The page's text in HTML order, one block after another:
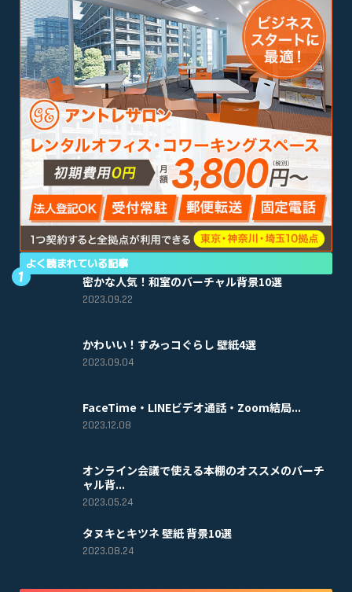
よく読まれている記事
密かな人気！和室のバーチャル背景10選
2023.09.22
かわいい！すみっコぐらし 壁紙4選
2023.09.04
FaceTime・LINEビデオ通話・Zoom結局...
2023.12.08
オンライン会議で使える本棚のオススメのバーチ
ャル背...
2023.05.24
タヌキとキツネ 壁紙 背景10選
2023.08.24